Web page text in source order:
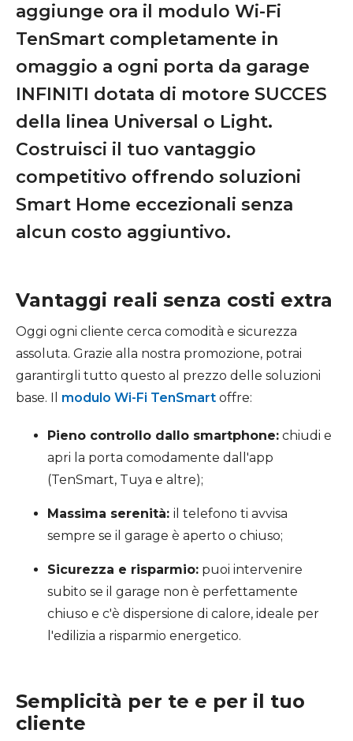
aggiunge ora il modulo Wi-Fi
TenSmart completamente in
omaggio a ogni porta da garage
INFINITI dotata di motore SUCCES
della linea Universal o Light.
Costruisci il tuo vantaggio
competitivo offrendo soluzioni
Smart Home eccezionali senza
alcun costo aggiuntivo.
Vantaggi reali senza costi extra
Oggi ogni cliente cerca comodità e sicurezza
assoluta. Grazie alla nostra promozione, potrai
garantirgli tutto questo al prezzo delle soluzioni
base. Il modulo Wi-Fi TenSmart offre:
Pieno controllo dallo smartphone: chiudi e
apri la porta comodamente dall'app
(TenSmart, Tuya e altre);
Massima serenità: il telefono ti avvisa
sempre se il garage è aperto o chiuso;
Sicurezza e risparmio: puoi intervenire
subito se il garage non è perfettamente
chiuso e c'è dispersione di calore, ideale per
l'edilizia a risparmio energetico.
Semplicità per te e per il tuo
cliente